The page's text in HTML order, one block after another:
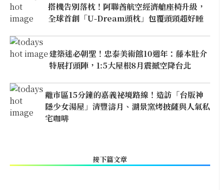
搭機告別落枕！阿聯酋航空經濟艙座椅升級，
全球首創「U-Dream頭枕」包覆頭頸超好睡
建築迷必朝聖！忠泰美術館10週年：藤本壯介
特展打頭陣，1:5大屋根8月震撼空降台北
離市區15分鐘的嘉義祕境路線！造訪「台版神
隱少女湯屋」清豐濤月、湖景窯烤披薩與人氣私
宅咖啡
接下篇文章